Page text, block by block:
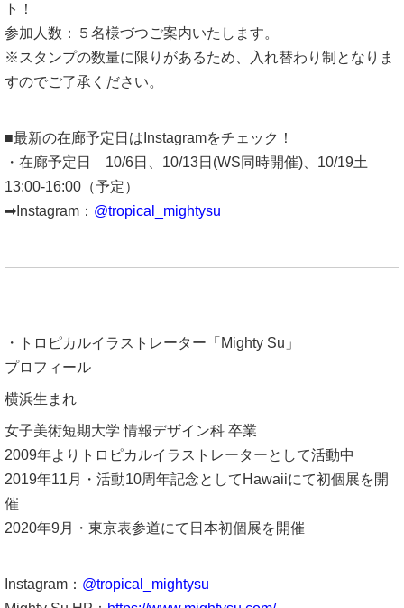
ト！
参加人数：５名様づつご案内いたします。
※スタンプの数量に限りがあるため、入れ替わり制となりま
すのでご了承ください。
■最新の在廊予定日はInstagramをチェック！
・在廊予定日 10/6日、10/13日(WS同時開催)、10/19土
13:00-16:00（予定）
➡Instagram： @tropical_mightysu
・トロピカルイラストレーター「Mighty Su」
プロフィール
横浜生まれ
女子美術短期大学 情報デザイン科 卒業
2009年よりトロピカルイラストレーターとして活動中
2019年11月・活動10周年記念としてHawaiiにて初個展を開
催
2020年9月・東京表参道にて日本初個展を開催
Instagram： @tropical_mightysu